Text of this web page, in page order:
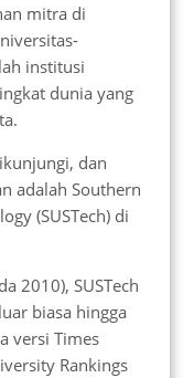
mitra di
institusi
dunia yang
dan
adalah Southern
(SUSTech) di
2010), SUSTech
biasa hingga
versi Times
Rankings